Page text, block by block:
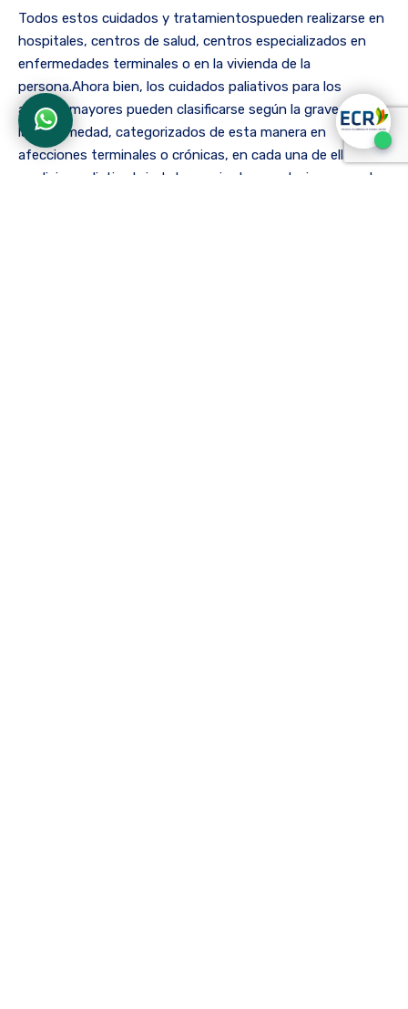
Todos estos cuidados y tratamientospueden realizarse en
hospitales, centros de salud, centros especializados en
enfermedades terminales o en la vivienda de la
persona.Ahora bien, los cuidados paliativos para los
adultos mayores pueden clasificarse según la gravedad de
la enfermedad, categorizados de esta manera en
afecciones terminales o crónicas, en cada una de ellas, la
medicina paliativa brinda herramientas y soluciones que le